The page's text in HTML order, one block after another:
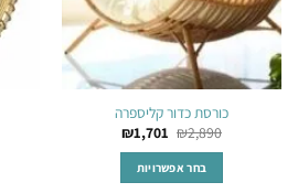
המוצר
כורסת כדור קליספרה
₪2,890
₪1,701
בחר אפשרויות